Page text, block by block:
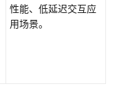
性能、低延迟交互应
用场景。